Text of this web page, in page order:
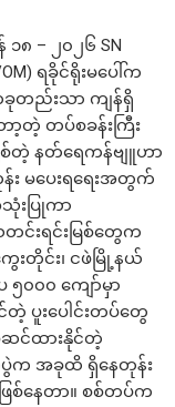
၁၈ – ၂၀၂၆ SN
ရခိုင်ရိုးမပေါ်က
တည်းသာ ကျန်ရှိ
ာ့တဲ့ တပ်စခန်းကြီး
စ်တဲ့ နတ်ရေကန်ဗျူဟာ
း မပေးရရေးအတွက်
းပြုကာ
းရင်းမြစ်တွေက
းတိုင်း၊ ငဖဲမြို့နယ်
၅၀၀၀ ကျော်မှာ
ပူးပေါင်းတပ်တွေ
င်ထားနိုင်တဲ့
က အခုထိ ရှိနေတုန်း
ြစ်နေတာ။ စစ်တပ်က